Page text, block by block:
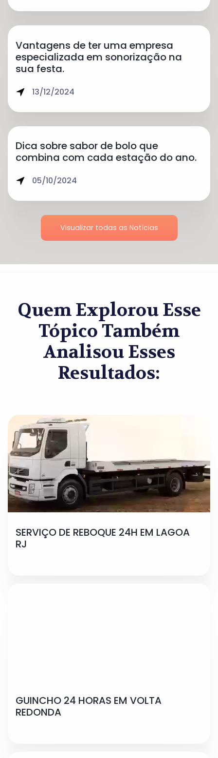
Vantagens de ter uma empresa
especializada em sonorização na
sua festa.
13/12/2024
Dica sobre sabor de bolo que
combina com cada estação do ano.
05/10/2024
Visualizar todas as Notícias
Quem Explorou Esse
Tópico Também
Analisou Esses
Resultados:
SERVIÇO DE REBOQUE 24H EM LAGOA
RJ
GUINCHO 24 HORAS EM VOLTA
REDONDA